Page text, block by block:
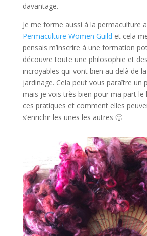
davantage.
Je me forme aussi à la permaculture
Permaculture Women Guild et cela
pensais m’inscrire à une formation
découvre toute une philosophie et
incroyables qui vont bien au delà de
jardinage. Cela peut vous paraître un
mais je vois très bien pour ma part le
ces pratiques et comment elles
s’enrichir les unes les autres 🙂